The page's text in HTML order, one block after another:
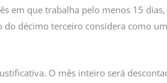
em que trabalha pelo menos 15
décimo terceiro considera como
O mês inteiro será